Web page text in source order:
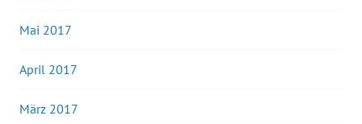
Mai 2017
April 2017
März 2017